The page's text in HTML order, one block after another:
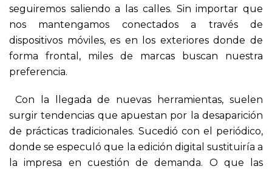
seguiremos saliendo a las calles. Sin importar que
nos mantengamos conectados a través de
dispositivos móviles, es en los exteriores donde de
forma frontal, miles de marcas buscan nuestra
preferencia.
Con la llegada de nuevas herramientas, suelen
surgir tendencias que apuestan por la desaparición
de prácticas tradicionales. Sucedió con el periódico,
donde se especuló que la edición digital sustituiría a
la impresa en cuestión de demanda. O que las